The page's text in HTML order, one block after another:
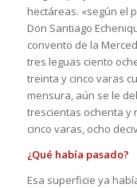
hectáreas. «según el
Don Santiago
convento de la
tres leguas ciento
treinta y cinco varas
mensura, aún se le
trescientas ochenta y
cinco varas, ocho
¿Qué había pasado?
Esa superficie ya